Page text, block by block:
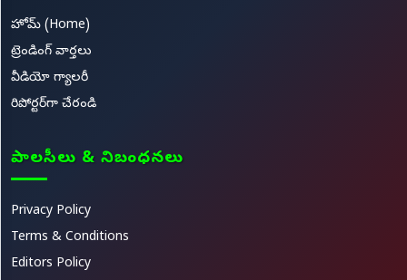
హోమ్ (Home)
ట్రెండింగ్ వార్తలు
వీడియో గ్యాలరీ
రిపోర్టర్‌గా చేరండి
పాలసీలు & నిబంధనలు
Privacy Policy
Terms & Conditions
Editors Policy